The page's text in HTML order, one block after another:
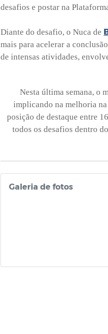
desafios e postar na
Diante do desafio, o Nuca de
mais para acelerar a
de intensas atividades,
Nesta última semana, o
implicando na melhoria
posição de destaque entre
todos os desafios dentro
Galeria de fotos